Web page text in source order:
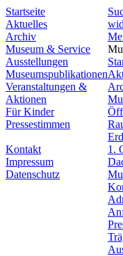
Startseite
Aktuelles
Archiv
Museum & Service
Ausstellungen
Museumspublikationen
Veranstaltungen &
Aktionen
Für Kinder
Pressestimmen
Kontakt
Impressum
Datenschutz
1.